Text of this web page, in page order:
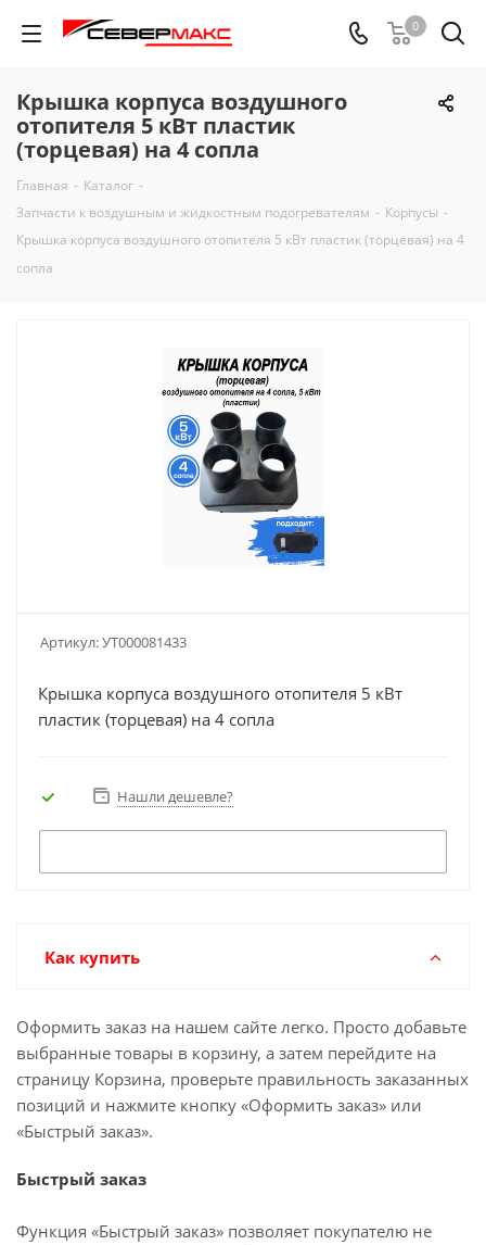
0
Крышка корпуса воздушного
отопителя 5 кВт пластик
(торцевая) на 4 сопла
Главная - Каталог -
Запчасти к воздушным и жидкостным подогревателям - Корпусы -
Крышка корпуса воздушного отопителя 5 кВт пластик (торцевая) на 4
сопла
Артикул:УТ000081433
Крышка корпуса воздушного отопителя 5 кВт
пластик (торцевая) на 4 сопла
Нашли дешевле?
Как купить
Оформить заказ на нашем сайте легко. Просто добавьте
выбранные товары в корзину, а затем перейдите на
страницу Корзина, проверьте правильность заказанных
позиций и нажмите кнопку «Оформить заказ» или
«Быстрый заказ».
Быстрый заказ
Функция «Быстрый заказ» позволяет покупателю не